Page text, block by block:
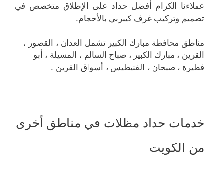
عملاءنا الكرام أفضل حداد على الإطلاق متخصص في
تصميم وتركيب غرف كيبربي بالأحجام.
مناطق محافظة مبارك الكبير تشمل العدان ، القصور ،
القرين ، مبارك الكبير ، صباح السالم ، المسيلة ، أبو
فطيرة ، صبحان ، الفنيطيس ، أسواق القرين .
خدمات حداد مظلات في مناطق أخرى
من الكويت